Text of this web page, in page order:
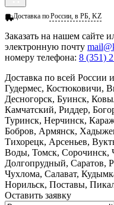
Доставка поРоссии, в РБ, KZ
Заказать на нашем сайте
электронную почту
номеру телефона: 8 (351)
Доставка по всей России
Гудермес, Костюковичи,
Десногорск, Буинск,
Камчатский, Риддер,
Туринск, Нерчинск,
Бобров, Армянск,
Тихорецк, Арсеньев,
Воды, Томск, Сорочинск,
Долгопрудный, Саратов,
Чухлома, Салават,
Норильск, Поставы,
Оставить заявку